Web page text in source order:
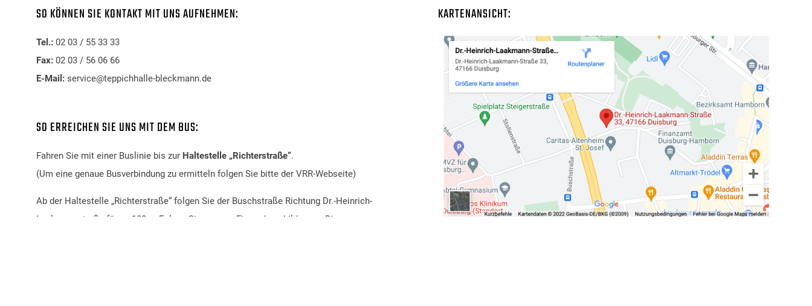
SO KÖNNEN SIE KONTAKT MIT UNS AUFNEHMEN:
Tel.: 02 03 / 55 33 33
Fax:02 03 / 56 06 66
E-Mail: service@teppichhalle-bleckmann.de
SO ERREICHEN SIE UNS MIT DEM BUS:
Fahren Sie mit einer Buslinie bis zur Haltestelle „Richterstraße“.
(Um eine genaue Busverbindung zu ermitteln folgen Sie bitte der VRR-Webseite)
Ab der Haltestelle „Richterstraße“ folgen Sie der Buschstraße Richtung Dr.-Heinrich-
Laakmannstraße für ca 100m. Folgen Sie unserer Firmenbeschilderung. Die
KARTENANSICHT: